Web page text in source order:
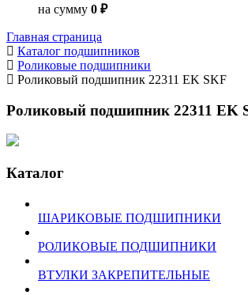
на сумму 0 ₽
Главная страница
Каталог подшипников
Роликовые подшипники
Роликовый подшипник 22311 EK SKF
Роликовый подшипник 22311 EK
Каталог
ШАРИКОВЫЕ ПОДШИПНИКИ
РОЛИКОВЫЕ ПОДШИПНИКИ
ВТУЛКИ ЗАКРЕПИТЕЛЬНЫЕ